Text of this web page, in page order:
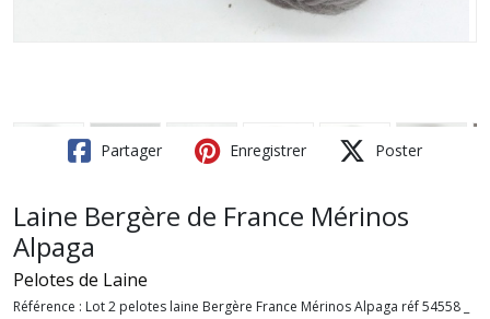
Partager Enregistrer Poster
Laine Bergère de France Mérinos
Alpaga
Pelotes de Laine
Référence : Lot 2 pelotes laine Bergère France Mérinos Alpaga réf 54558 _